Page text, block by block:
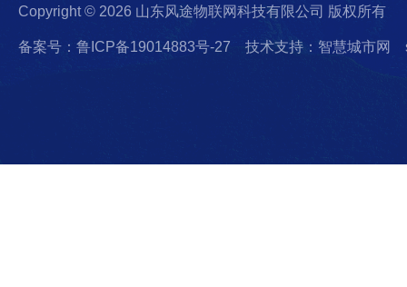
Copyright © 2026 山东风途物联网科技有限公司 版权所有
备案号：鲁ICP备19014883号-27 技术支持：智慧城市网